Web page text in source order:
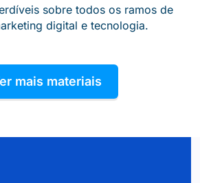
sobre todos os ramos de
digital e tecnologia.
mais materiais